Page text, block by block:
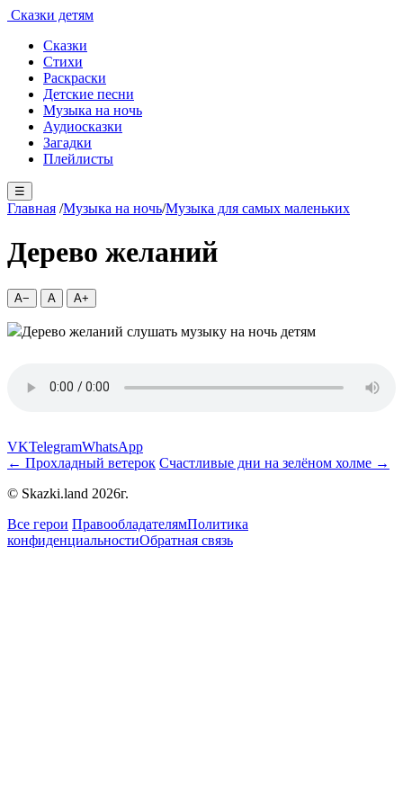
Сказки детям
Сказки
Стихи
Раскраски
Детские песни
Музыка на ночь
Аудиосказки
Загадки
Плейлисты
☰
Главная /Музыка на ночь/Музыка для самых маленьких
Дерево желаний
A− A A+
VKTelegramWhatsApp
← Прохладный ветерок Счастливые дни на зелёном холме →
© Skazki.land 2026г.
Все герои ПравообладателямПолитика
конфиденциальностиОбратная связь